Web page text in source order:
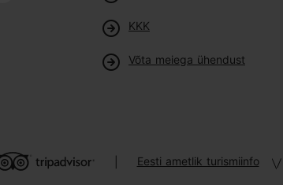
KKK
Võta meiega ühendust
Eesti ametlik turismiinfo